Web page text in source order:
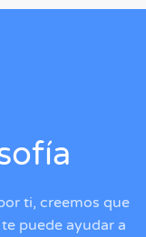
ti, creemos que
puede ayudar a